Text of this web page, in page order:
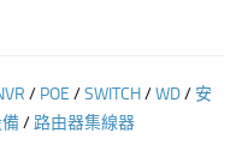
/ POE /SWITCH/WD/ 安
/ 路由器集線器